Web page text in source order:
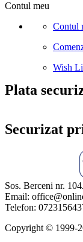
Contul meu
Contul
Wish
Plata
Securizat
Sos. Berceni nr.
Email:
Telefon:
Copyright ©️ 1999-